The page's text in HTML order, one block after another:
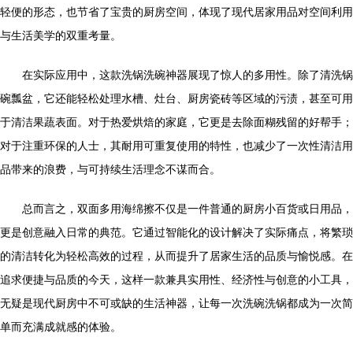
轻便的形态，也节省了宝贵的厨房空间，体现了现代居家用品对空间利用
与生活美学的双重考量。
在实际应用中，这款洗锅洗碗神器展现了惊人的多用性。除了清洗锅
碗瓢盆，它还能轻松处理水槽、灶台、厨房瓷砖等区域的污渍，甚至可用
于清洁果蔬表面。对于热爱烘焙的家庭，它更是去除面糊残留的好帮手；
对于注重环保的人士，其耐用可重复使用的特性，也减少了一次性清洁用
品带来的浪费，与可持续生活理念不谋而合。
总而言之，双面多用海绵擦不仅是一件普通的厨房小百货或日用品，
更是创意融入日常的典范。它通过智能化的设计解决了实际痛点，将繁琐
的清洁转化为轻松高效的过程，从而提升了居家生活的品质与愉悦感。在
追求便捷与品质的今天，这样一款兼具实用性、经济性与创意的小工具，
无疑是现代厨房中不可或缺的生活神器，让每一次洗碗洗锅都成为一次简
单而充满成就感的体验。